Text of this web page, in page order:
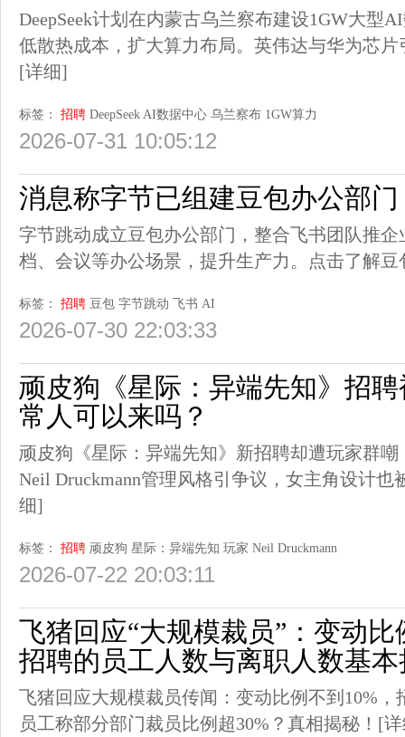
DeepSeek计划在内蒙古乌兰察布建设1GW大型
低散热成本，扩大算力布局。英伟达与华为芯片
[详细]
标签： 招聘 DeepSeek AI数据中心 乌兰察布 1GW算力
2026-07-31 10:05:12
消息称字节已组建豆包办公部门
字节跳动成立豆包办公部门，整合飞书团队推
档、会议等办公场景，提升生产力。点击了解
标签： 招聘 豆包 字节跳动 飞书 AI
2026-07-30 22:03:33
顽皮狗《星际：异端先知》招
常人可以来吗？
顽皮狗《星际：异端先知》新招聘却遭玩家群
Neil Druckmann管理风格引争议，女主角设计也
细]
标签： 招聘 顽皮狗 星际：异端先知 玩家 Neil Druckmann
2026-07-22 20:03:11
飞猪回应“大规模裁员”：变动
招聘的员工人数与离职人数基
飞猪回应大规模裁员传闻：变动比例不到10%
员工称部分部门裁员比例超30%？真相揭秘！ [